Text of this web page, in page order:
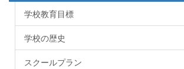
学校教育目標
学校の歴史
スクールプラン